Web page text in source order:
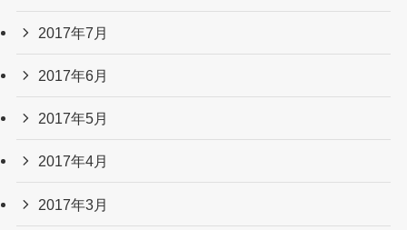
2017年7月
2017年6月
2017年5月
2017年4月
2017年3月